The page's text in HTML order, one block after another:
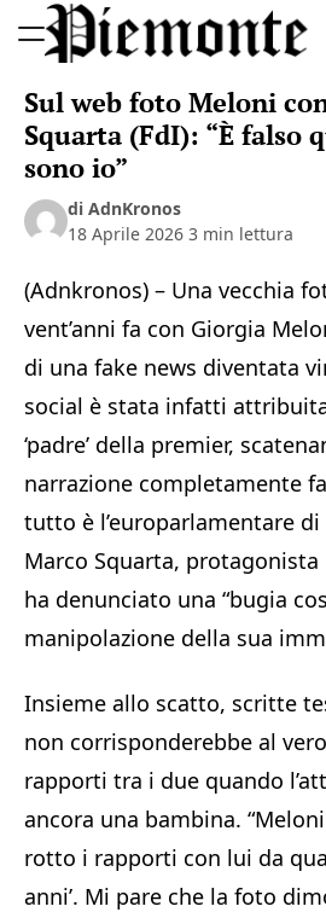
to
Sport
Sul web foto Meloni
Squarta (FdI): “È falso
sono io”
di AdnKronos
18 Aprile 2026 3 min lettura
(Adnkronos) – Una vecchia
vent’anni fa con Giorgia
di una fake news diventata
social è stata infatti
‘padre’ della premier,
narrazione completamente
tutto è l’europarlamentare di
Marco Squarta,
ha denunciato una “bugia
manipolazione della sua
Insieme allo scatto, scritte
non corrisponderebbe al
rapporti tra i due quando
ancora una bambina.
rotto i rapporti con lui da
anni’. Mi pare che la foto